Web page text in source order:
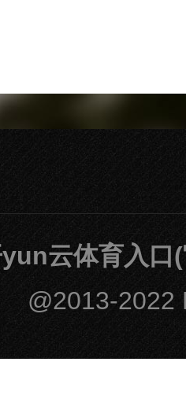
云体育入口
@2013-2022